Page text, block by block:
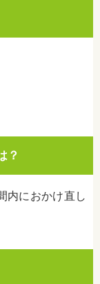
？
内におかけ直し